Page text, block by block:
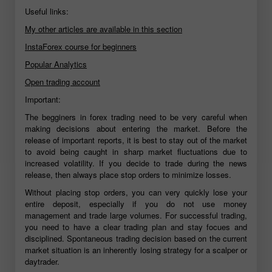
Useful links:
My other articles are available in this section
InstaForex course for beginners
Popular Analytics
Open trading account
Important:
The begginers in forex trading need to be very careful when
making decisions about entering the market. Before the
release of important reports, it is best to stay out of the market
to avoid being caught in sharp market fluctuations due to
increased volatility. If you decide to trade during the news
release, then always place stop orders to minimize losses.
Without placing stop orders, you can very quickly lose your
entire deposit, especially if you do not use money
management and trade large volumes. For successful trading,
you need to have a clear trading plan and stay focues and
disciplined. Spontaneous trading decision based on the current
market situation is an inherently losing strategy for a scalper or
daytrader.